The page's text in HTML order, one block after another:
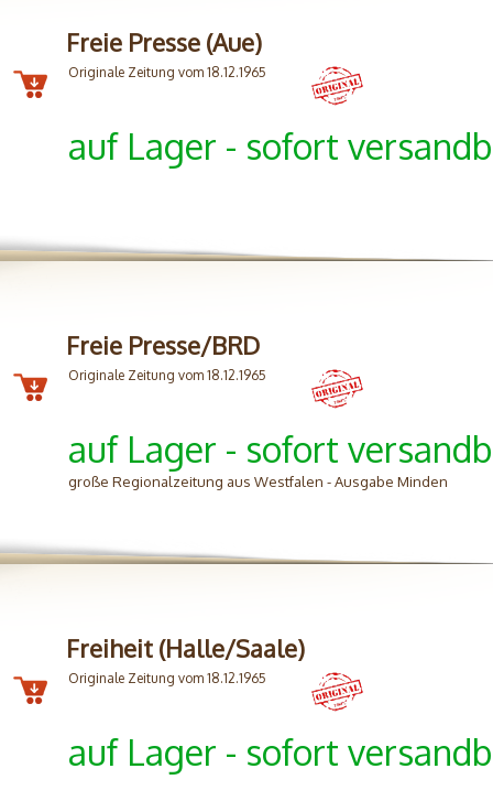
Freie Presse (Aue)
Originale Zeitung vom 18.12.1965
auf Lager - sofort
Freie Presse/BRD
Originale Zeitung vom 18.12.1965
auf Lager - sofort
große Regionalzeitung aus Westfalen - Ausgabe Minden
Freiheit (Halle/Saale)
Originale Zeitung vom 18.12.1965
auf Lager - sofort